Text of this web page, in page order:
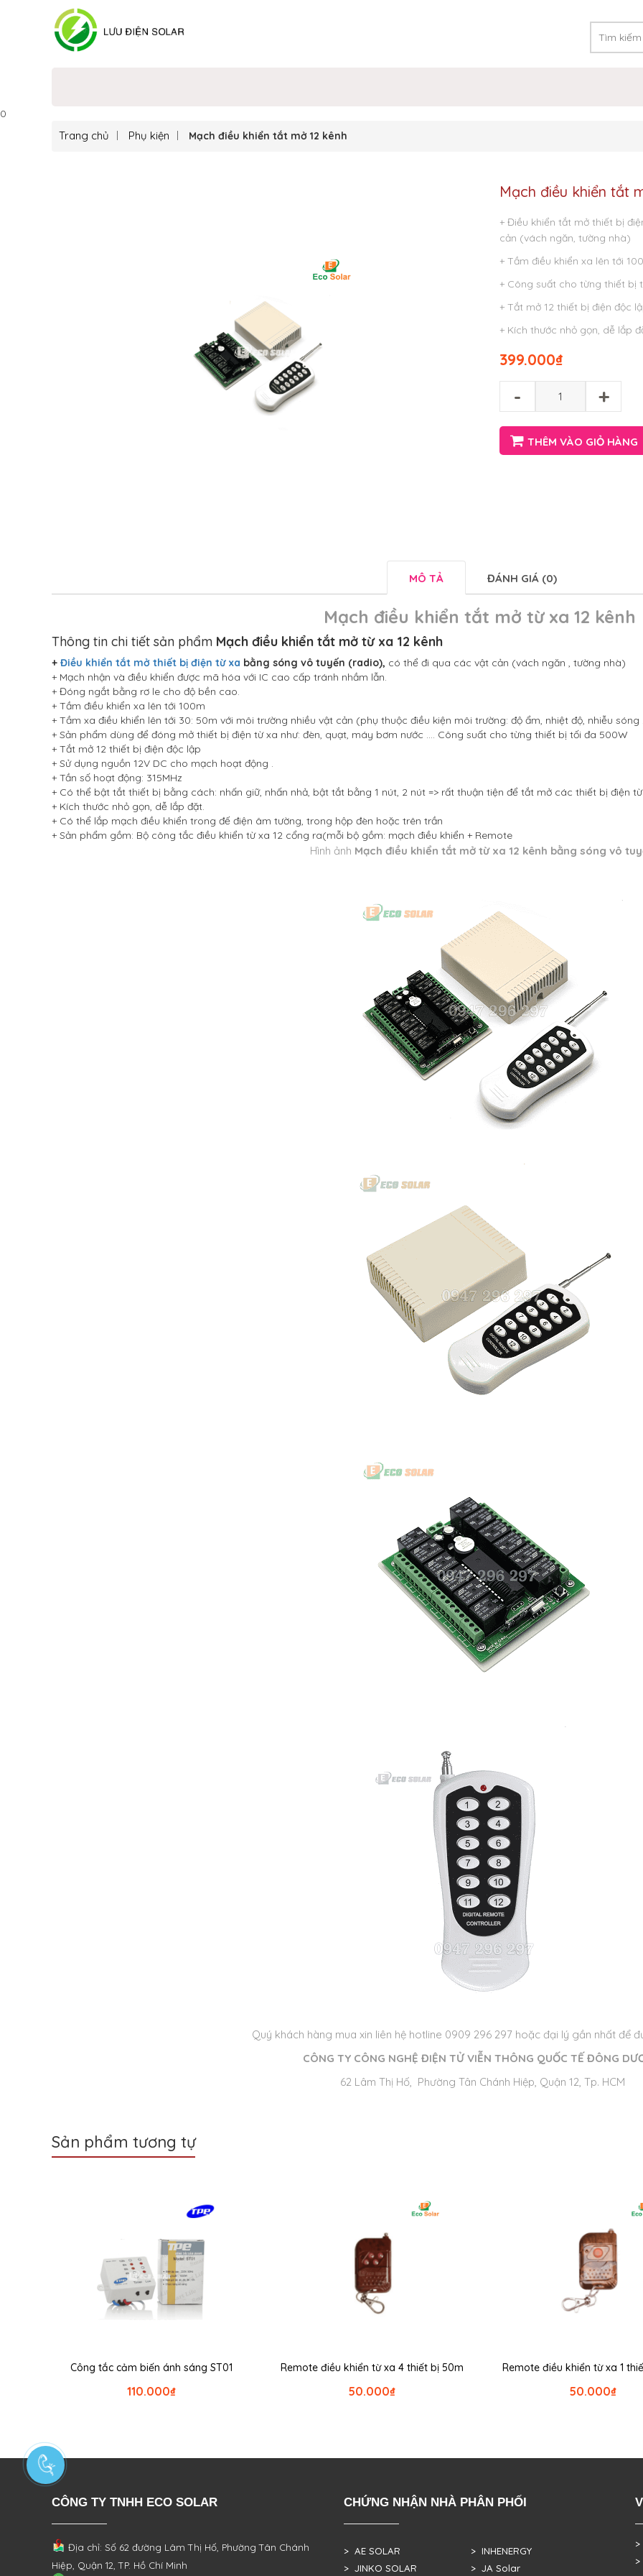
0
Trang chủ Phụ kiện Mạch điều khiển tắt mở 12 kênh
Mạch điều khiển tắt
+ Điều khiển tắt mở thiết bị
cản (vách ngăn, tường nhà)
+ Tầm điều khiển xa lên tới
+ Công suất cho từng thiết bị
+ Tắt mở 12 thiết bị điện độc
+ Kích thước nhỏ gọn, dễ lắp
₫
399.000
- +
THÊM VÀO GIỎ HÀNG
MÔ TẢ ĐÁNH GIÁ (0)
Mạch điều khiển tắt mở từ xa 12 kênh
Thông tin chi tiết sản phẩm Mạch điều khiển tắt mở từ xa 12 kênh
+ Điều khiển tắt mở thiết bị điện từ xa bằng sóng vô tuyến (radio), có thể đi qua các vật cản (vách ngăn , tường nhà)
+ Mạch nhận và điều khiển được mã hóa với IC cao cấp tránh nhầm lẫn.
+ Đóng ngắt bằng rơ le cho độ bền cao.
+ Tầm điều khiển xa lên tới 100m
+ Tầm xa điều khiển lên tới 30: 50m với môi trường nhiều vật cản (phụ thuộc điều kiện môi trường: độ ẩm, nhiệt độ, nhiễu sóng
+ Sản phẩm dùng để đóng mở thiết bị điện từ xa như: đèn, quạt, máy bơm nước …. Công suất cho từng thiết bị tối đa 500W
+ Tắt mở 12 thiết bị điện độc lập
+ Sử dụng nguồn 12V DC cho mạch hoạt động .
+ Tần số hoạt động: 315MHz
+ Có thể bật tắt thiết bị bằng cách: nhấn giữ, nhấn nhả, bật tắt bằng 1 nút, 2 nút => rất thuận tiện để tắt mở các thiết bị điện
+ Kích thước nhỏ gọn, dễ lắp đặt.
+ Có thể lắp mạch điều khiển trong đế điện âm tường, trong hộp đèn hoặc trên trần
+ Sản phẩm gồm: Bộ công tắc điều khiển từ xa 12 cổng ra(mỗi bộ gồm: mạch điều khiển + Remote
Hình ảnh Mạch điều khiển tắt mở từ xa 12 kênh bằng sóng vô
Quý khách hàng mua xin liên hệ hotline 0909 296 297 hoặc đại lý gần nhất để
CÔNG TY CÔNG NGHỆ ĐIỆN TỬ VIỄN THÔNG QUỐC TẾ ĐÔNG
62 Lâm Thị Hố, Phường Tân Chánh Hiệp, Quận 12, Tp. HCM
Sản phẩm tương tự
Công tắc cảm biến ánh sáng ST01
₫
110.000
Remote điều khiển từ xa 4 thiết bị 50m
₫
50.000
Remote điều khiển từ xa 1
₫
50.000
CÔNG TY TNHH ECO SOLAR
Địa chỉ: Số 62 đường Lâm Thị Hố, PhườngTân Chánh
Hiệp, Quận 12, TP. Hồ Chí Minh
CHỨNG NHẬN NHÀ PHÂN PHỐI
> AE SOLAR
> JINKO SOLAR
> INHENERGY
> JA Solar
>